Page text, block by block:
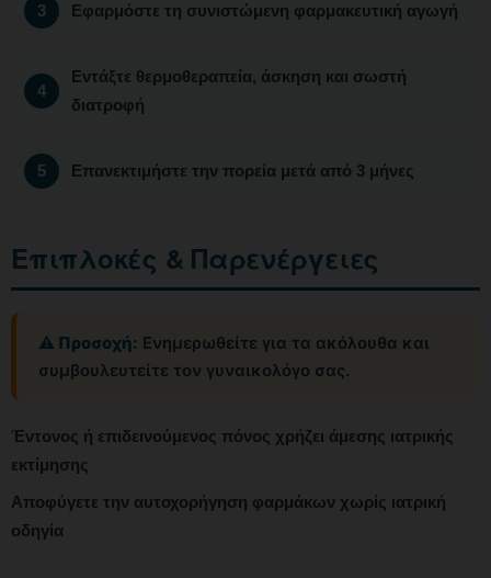
Εφαρμόστε τη συνιστώμενη φαρμακευτική αγωγή
Εντάξτε θερμοθεραπεία, άσκηση και σωστή
διατροφή
Επανεκτιμήστε την πορεία μετά από 3 μήνες
Επιπλοκές & Παρενέργειες
⚠️ Προσοχή: Ενημερωθείτε για τα ακόλουθα και
συμβουλευτείτε τον γυναικολόγο σας.
Έντονος ή επιδεινούμενος πόνος χρήζει άμεσης ιατρικής
εκτίμησης
Αποφύγετε την αυτοχορήγηση φαρμάκων χωρίς ιατρική
οδηγία